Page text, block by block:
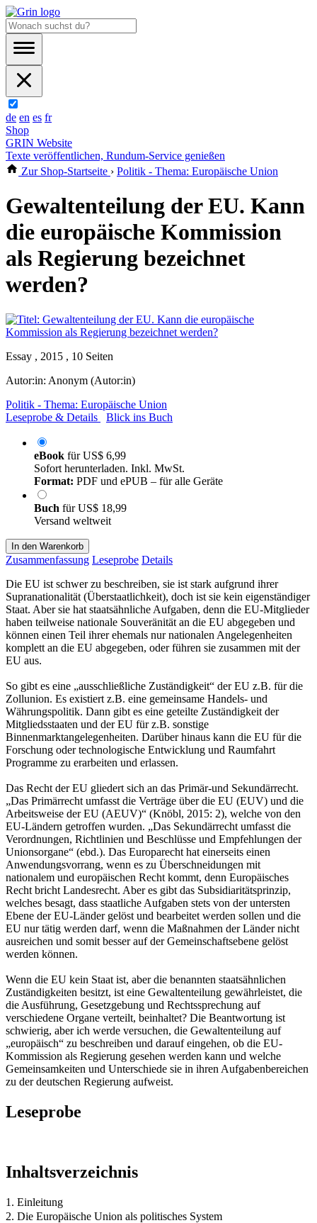
de en es fr
Shop
GRIN Website
Texte veröffentlichen, Rundum-Service genießen
Zur Shop-Startseite › Politik - Thema: Europäische Union
Gewaltenteilung der EU. Kann
die europäische Kommission
als Regierung bezeichnet
werden?
Essay , 2015 , 10 Seiten
Autor:in: Anonym (Autor:in)
Politik - Thema: Europäische Union
Leseprobe & Details
Blick ins Buch
eBook fürUS$ 6,99
Sofort herunterladen. Inkl. MwSt.
Format: PDF und ePUB – für alle Geräte
Buch fürUS$ 18,99
Versand weltweit
In den Warenkorb
Zusammenfassung Leseprobe Details
Die EU ist schwer zu beschreiben, sie ist stark aufgrund ihrer
Supranationalität (Überstaatlichkeit), doch ist sie kein eigenständiger
Staat. Aber sie hat staatsähnliche Aufgaben, denn die EU-Mitglieder
haben teilweise nationale Souveränität an die EU abgegeben und
können einen Teil ihrer ehemals nur nationalen Angelegenheiten
komplett an die EU abgegeben, oder führen sie zusammen mit der
EU aus.
So gibt es eine „ausschließliche Zuständigkeit“ der EU z.B. für die
Zollunion. Es existiert z.B. eine gemeinsame Handels- und
Währungspolitik. Dann gibt es eine geteilte Zuständigkeit der
Mitgliedsstaaten und der EU für z.B. sonstige
Binnenmarktangelegenheiten. Darüber hinaus kann die EU für die
Forschung oder technologische Entwicklung und Raumfahrt
Programme zu erarbeiten und erlassen.
Das Recht der EU gliedert sich an das Primär-und Sekundärrecht.
„Das Primärrecht umfasst die Verträge über die EU (EUV) und die
Arbeitsweise der EU (AEUV)“ (Knöbl, 2015: 2), welche von den
EU-Ländern getroffen wurden. „Das Sekundärrecht umfasst die
Verordnungen, Richtlinien und Beschlüsse und Empfehlungen der
Unionsorgane“ (ebd.). Das Europarecht hat einerseits einen
Anwendungsvorrang, wenn es zu Überschneidungen mit
nationalem und europäischen Recht kommt, denn Europäisches
Recht bricht Landesrecht. Aber es gibt das Subsidiaritätsprinzip,
welches besagt, dass staatliche Aufgaben stets von der untersten
Ebene der EU-Länder gelöst und bearbeitet werden sollen und die
EU nur tätig werden darf, wenn die Maßnahmen der Länder nicht
ausreichen und somit besser auf der Gemeinschaftsebene gelöst
werden können.
Wenn die EU kein Staat ist, aber die benannten staatsähnlichen
Zuständigkeiten besitzt, ist eine Gewaltenteilung gewährleistet, die
die Ausführung, Gesetzgebung und Rechtssprechung auf
verschiedene Organe verteilt, beinhaltet? Die Beantwortung ist
schwierig, aber ich werde versuchen, die Gewaltenteilung auf
„europäisch“ zu beschreiben und darauf eingehen, ob die EU-
Kommission als Regierung gesehen werden kann und welche
Gemeinsamkeiten und Unterschiede sie in ihren Aufgabenbereichen
zu der deutschen Regierung aufweist.
Leseprobe
Inhaltsverzeichnis
1. Einleitung
2. Die Europäische Union als politisches System